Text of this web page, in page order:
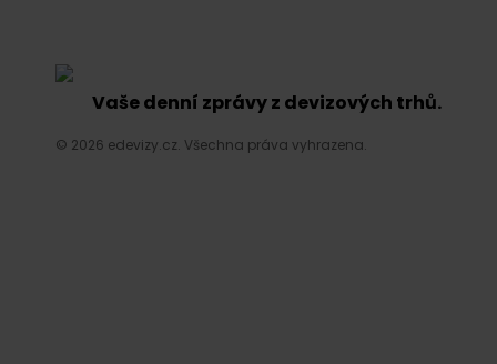
Vaše denní zprávy z devizových trhů.
© 2026 edevizy.cz. Všechna práva vyhrazena.